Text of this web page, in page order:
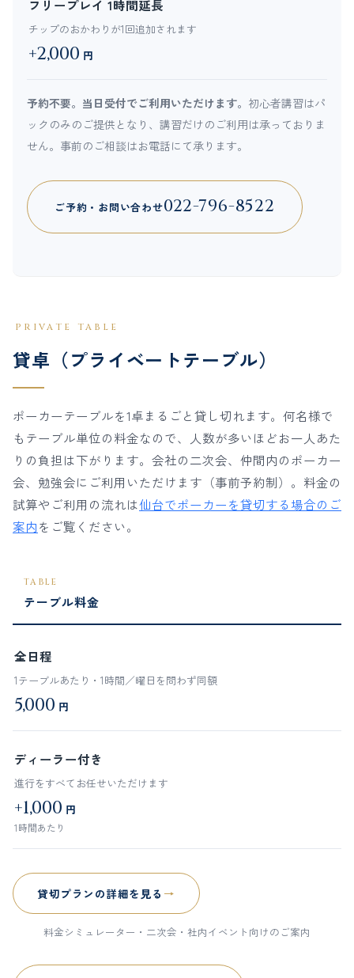
フリープレイ 1時間延長
チップのおかわりが1回追加されます
+2,000 円
予約不要。当日受付でご利用いただけます。 初心者講習はパ
ックのみのご提供となり、講習だけのご利用は承っておりま
せん。事前のご相談はお電話にて承ります。
ご予約・お問い合わせ022-796-8522
PRIVATE TABLE
貸卓（プライベートテーブル）
ポーカーテーブルを1卓まるごと貸し切れます。何名様で
もテーブル単位の料金なので、人数が多いほどお一人あた
りの負担は下がります。会社の二次会、仲間内のポーカー
会、勉強会にご利用いただけます（事前予約制）。料金の
試算やご利用の流れは仙台でポーカーを貸切する場合のご
案内をご覧ください。
TABLE
テーブル料金
全日程
1テーブルあたり・1時間／曜日を問わず同額
5,000 円
ディーラー付き
進行をすべてお任せいただけます
+1,000 円
1時間あたり
貸切プランの詳細を見る
料金シミュレーター・二次会・社内イベント向けのご案内